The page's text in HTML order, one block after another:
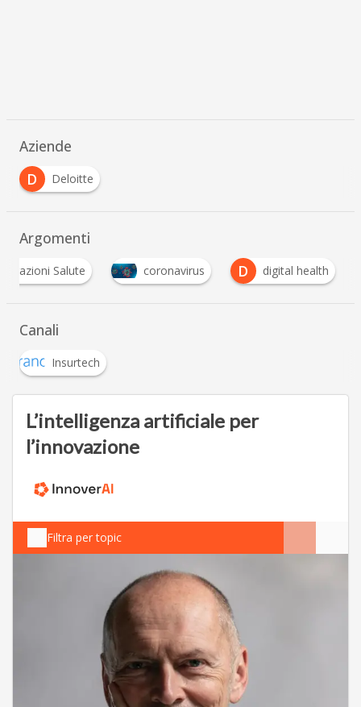
Aziende
D
Deloitte
Argomenti
Salute coronavirus D digital health
Canali
Insurtech
L’intelligenza artificiale per
l’innovazione
Filtra per topic